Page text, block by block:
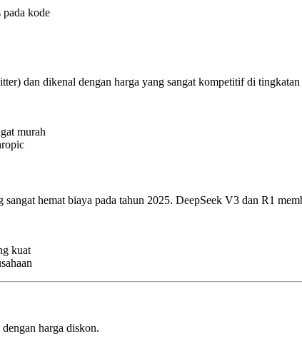
kode
dan dikenal dengan harga yang sangat kompetitif di tingkatan
murah
hemat biaya pada tahun 2025. DeepSeek V3 dan R1
kuat
harga diskon.